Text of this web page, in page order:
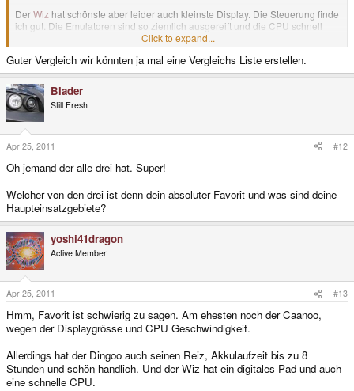
DerWiz hat schönste aber leider auch kleinste Display. Die Steuerung finde
ich gut. Die Emulatoren sind so ziemlich ausgereift und die CPU schnell
DerCaanoohat das grösste Display, gerade bei Spielen wie Sim City ein
Vorteil. Der Stick ist gut, allerdings gibt's auch ein paar Spiele, wo ich mir ein
D-Pad wünschen würde. Die Emulatoren sind gut, CPU ist schnell genug.
Alle drei haben ihre Vorteile, die Qual der Wahl liegt bei Dir
Click to expand...
Guter Vergleich wir könnten ja mal eine Vergleichs Liste erstellen.
Blader
Still Fresh
Apr 25, 2011 #12
Oh jemand der alle drei hat. Super!
Welcher von den drei ist denn dein absoluter Favorit und was sind deine
Haupteinsatzgebiete?
yoshi41dragon
Active Member
Apr 25, 2011 #13
Hmm, Favorit ist schwierig zu sagen. Am ehesten noch der Caanoo,
wegen der Displaygrösse und CPU Geschwindigkeit.
Allerdings hat der Dingoo auch seinen Reiz, Akkulaufzeit bis zu 8
Stunden und schön handlich. Und der Wiz hat ein digitales Pad und auch
eine schnelle CPU.